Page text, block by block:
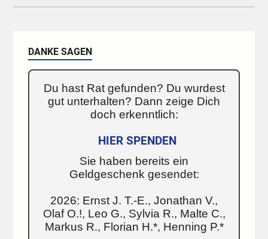
DANKE SAGEN
Du hast Rat gefunden? Du wurdest
gut unterhalten? Dann zeige Dich
doch erkenntlich:
HIER SPENDEN
Sie haben bereits ein
Geldgeschenk gesendet:
2026: Ernst J. T.-E., Jonathan V.,
Olaf O.!, Leo G., Sylvia R., Malte C.,
Markus R., Florian H.*, Henning P.*